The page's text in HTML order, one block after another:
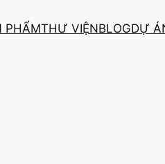
PHẨMTHƯ VIỆNBLOGDỰ